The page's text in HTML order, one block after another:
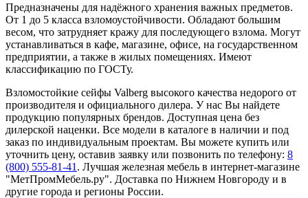
Предназначены для надёжного хранения важных предметов.
От 1 до 5 класса взломоустойчивости. Обладают большим
весом, что затрудняет кражу для последующего взлома. Могут
устанавливаться в кафе, магазине, офисе, на государственном
предприятии, а также в жилых помещениях. Имеют
классификацию по ГОСТу.
Взломостойкие сейфы Valberg высокого качества недорого от
производителя и официального дилера. У нас Вы найдете
продукцию популярных брендов. Доступная цена без
дилерской наценки. Все модели в каталоге в наличии и под
заказ по индивидуальным проектам. Вы можете купить или
уточнить цену, оставив заявку или позвонить по телефону: 8
(800) 555-81-41 . Лучшая железная мебель в интернет-магазине
"МетПромМебель.ру". Доставка по Нижнем Новгороду и в
другие города и регионы России.